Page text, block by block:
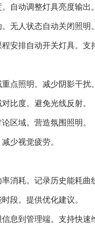
自动调整灯具亮度输出
无人状态自动关闭照明
安排自动开关灯具。支
点照明。减少阴影干扰。
比度。避免光线反射。
区域。营造氛围照明。
少视觉疲劳。
消耗。记录历史能耗曲
段。提供优化建议。
息到管理端。支持快速